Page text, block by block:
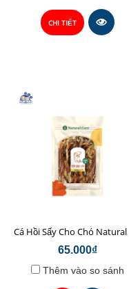
CHI TIẾT
65.000₫
Thêm vào so sánh